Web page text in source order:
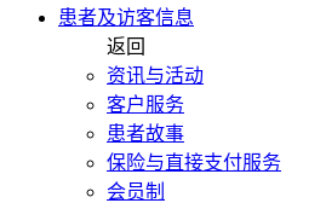
患者及访客信息
返回
资讯与活动
客户服务
患者故事
保险与直接支付服务
会员制